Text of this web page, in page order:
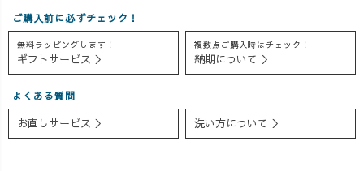
ご購入前に必ずチェック！
無料ラッピングします！
ギフトサービス ＞
複数点ご購入時はチェック！
納期について ＞
よくある質問
お直しサービス ＞ 洗い方について ＞